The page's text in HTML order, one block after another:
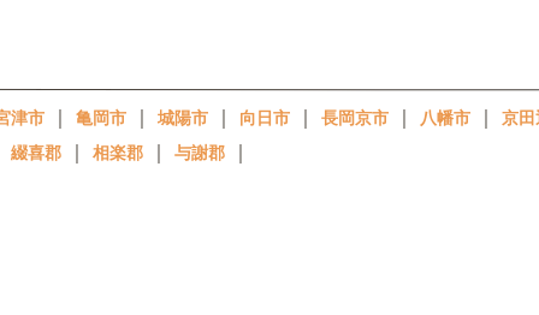
津市 ｜ 亀岡市 ｜ 城陽市 ｜ 向日市 ｜ 長岡京市 ｜ 八幡市 ｜ 京
綴喜郡 ｜ 相楽郡 ｜ 与謝郡 ｜